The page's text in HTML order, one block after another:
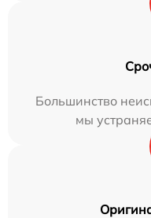
Большинство
мы